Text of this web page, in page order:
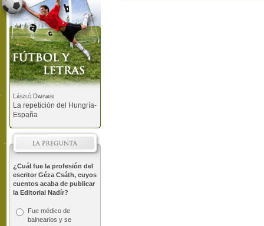
László Darvasi
La repetición del Hungría-
España
¿Cuál fue la profesión del
escritor Géza Csáth, cuyos
cuentos acaba de publicar
la Editorial Nadír?
Fue médico de
balnearios y se